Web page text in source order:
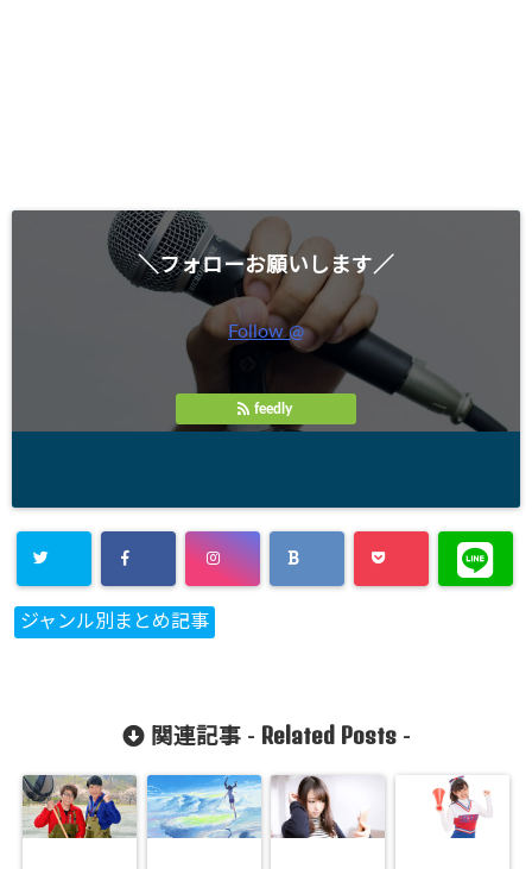
＼フォローお願いします／
Follow @
feedly
ジャンル別まとめ記事
関連記事 - Related Posts-